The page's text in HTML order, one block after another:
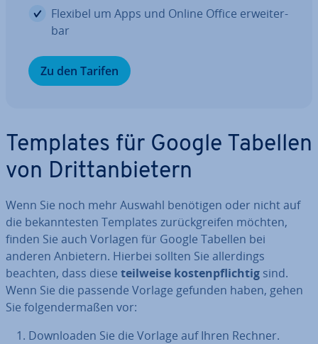
Flexibel um Apps und Online Office er­wei­ter­
bar
Zu den Tarifen
Templates für Google Tabellen
von Dritt­an­bie­tern
Wenn Sie noch mehr Auswahl benötigen oder nicht auf
die be­kann­tes­ten Templates zu­rück­grei­fen möchten,
finden Sie auch Vorlagen für Google Tabellen bei
anderen Anbietern. Hierbei sollten Sie al­ler­dings
beachten, dass diese teilweise kos­ten­pflich­tig sind.
Wenn Sie die passende Vorlage gefunden haben, gehen
Sie fol­gen­der­ma­ßen vor:
Down­loa­den Sie die Vorlage auf Ihren Rechner.